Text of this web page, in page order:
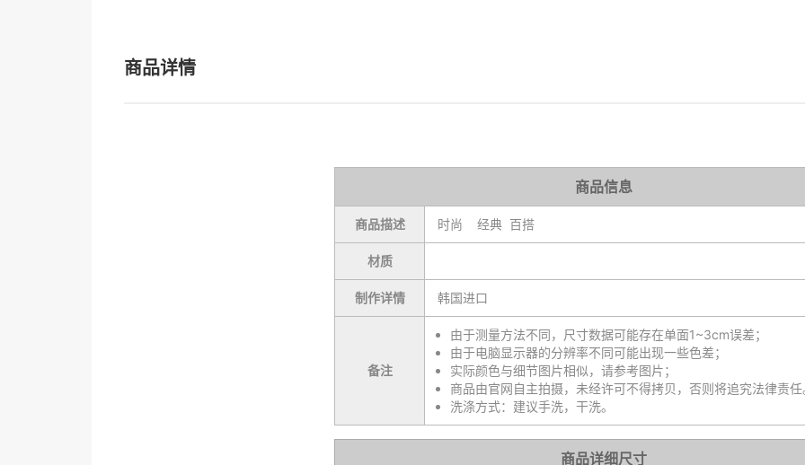
商品详情
商品信息
商品描述 时尚 经典 百搭
材质
制作详情 韩国进口
备注
由于测量方法不同，尺寸数据可能存在单面1~3cm误差；
由于电脑显示器的分辨率不同可能出现一些色差；
实际颜色与细节图片相似，请参考图片；
商品由官网自主拍摄，未经许可不得拷贝，否则将追究法律责任
洗涤方式：建议手洗，干洗。
商品详细尺寸